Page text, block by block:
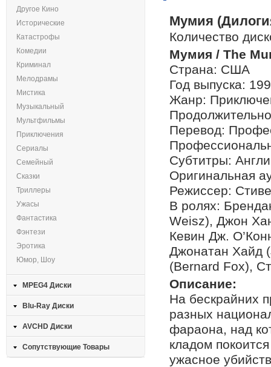
Мумия
Количество
Мумия / The
Страна: США
Год выпуска:
Жанр:
Перевод:
Субтитры:
Оригинальная
Режиссер:
В ролях:
Weisz), Джон
Кевин Дж.
Джонатан Хайд
(Bernard Fox),
Описание:
На бескрайних
разных
фараона, над
кладом
ужасное
Другое Кино
Исторические
Катастрофы
Комедии
Криминал
Мелодрамы
Мистика
Музыкальный
Мультфильмы
Приключения
Сериалы
Семейный
Сказки
Триллеры
Ужасы
Фантастика
Фэнтези
Эротика
Юмор, Шоу
MPEG4 Диски
Blu-Ray Диски
AVCHD Диски
Сопутствующие Товары